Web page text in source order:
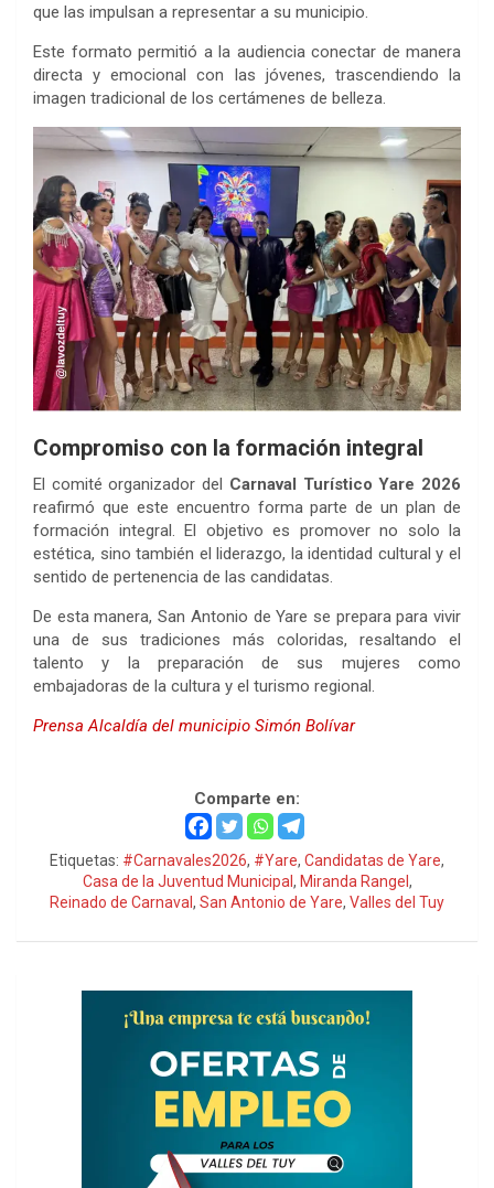
que las impulsan a representar a su municipio.
Este formato permitió a la audiencia conectar de manera
directa y emocional con las jóvenes, trascendiendo la
imagen tradicional de los certámenes de belleza.
Compromiso con la formación integral
El comité organizador del Carnaval Turístico Yare 2026
reafirmó que este encuentro forma parte de un plan de
formación integral. El objetivo es promover no solo la
estética, sino también el liderazgo, la identidad cultural y el
sentido de pertenencia de las candidatas.
De esta manera, San Antonio de Yare se prepara para vivir
una de sus tradiciones más coloridas, resaltando el
talento y la preparación de sus mujeres como
embajadoras de la cultura y el turismo regional.
Prensa Alcaldía del municipio Simón Bolívar
Comparte en:
Etiquetas: #Carnavales2026, #Yare, Candidatas de Yare,
Casa de la Juventud Municipal, Miranda Rangel ,
Reinado de Carnaval, San Antonio de Yare, Valles del Tuy